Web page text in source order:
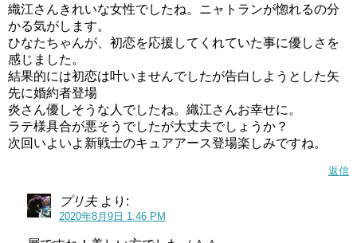
織江さんきれいな女性でしたね。ニャトランが惚れるの分
かる気がします。
ひなたちゃんが、初恋を応援してくれていた事に優しさを
感じました。
結果的には初恋は叶いませんでしたが告白しようとした矢
先に婚約者登場
炎さん優しそうな人でしたね。織江さんお幸せに。
ラテ様具合が悪そうでしたが大丈夫でしょうか？
次回いよいよ新戦士のキュアアース登場楽しみですね。
返信
プリ夫 より:
2020年8月9日 1:46 PM